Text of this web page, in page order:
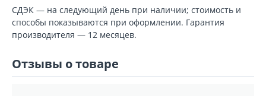
СДЭК — на следующий день при наличии; стоимость и
способы показываются при оформлении. Гарантия
производителя — 12 месяцев.
Отзывы о товаре